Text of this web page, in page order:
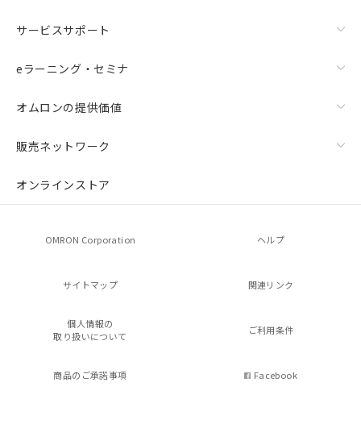
サービスサポート
eラーニング・セミナ
オムロンの提供価値
販売ネットワーク
オンラインストア
OMRON Corporation ヘルプ
サイトマップ 関連リンク
個人情報の
取り扱いについて
ご利用条件
商品のご承諾事項 Facebook